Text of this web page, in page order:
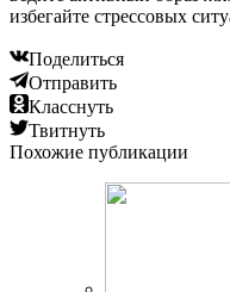
избегайте стрессовых
Поделиться
Отправить
Класснуть
Твитнуть
Похожие публикации